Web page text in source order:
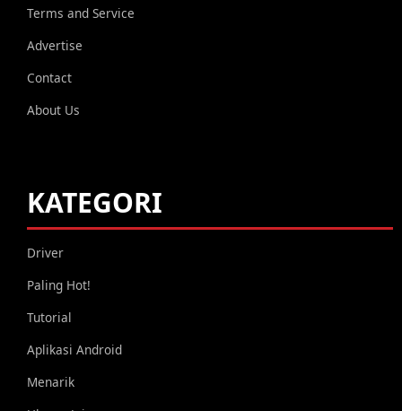
Terms and Service
Advertise
Contact
About Us
KATEGORI
Driver
Paling Hot!
Tutorial
Aplikasi Android
Menarik